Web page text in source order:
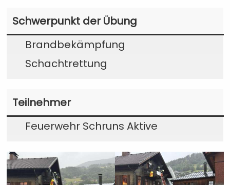
Schwerpunkt der Übung
Brandbekämpfung
Schachtrettung
Teilnehmer
Feuerwehr Schruns Aktive